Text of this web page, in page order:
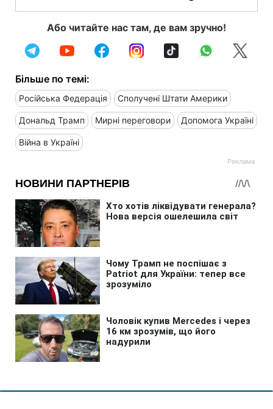
Або читайте нас там, де вам зручно!
Більше по темі:
Російська Федерація Сполучені Штати Америки
Дональд Трамп Мирні переговори Допомога Україні
Війна в Україні